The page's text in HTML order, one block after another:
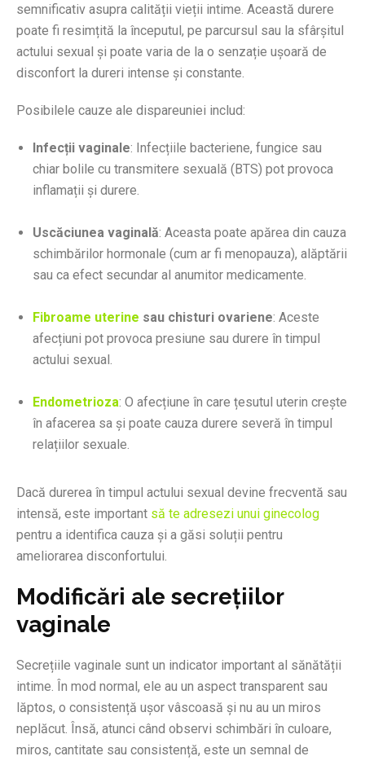
semnificativ asupra calității vieții intime. Această durere
poate fi resimțită la începutul, pe parcursul sau la sfârșitul
actului sexual și poate varia de la o senzație ușoară de
disconfort la dureri intense și constante.
Posibilele cauze ale dispareuniei includ:
Infecții vaginale: Infecțiile bacteriene, fungice sau
chiar bolile cu transmitere sexuală (BTS) pot provoca
inflamații și durere.
Uscăciunea vaginală: Aceasta poate apărea din cauza
schimbărilor hormonale (cum ar fi menopauza), alăptării
sau ca efect secundar al anumitor medicamente.
Fibroame uterine sau chisturi ovariene: Aceste
afecțiuni pot provoca presiune sau durere în timpul
actului sexual.
Endometrioza: O afecțiune în care țesutul uterin crește
în afacerea sa și poate cauza durere severă în timpul
relațiilor sexuale.
Dacă durerea în timpul actului sexual devine frecventă sau
intensă, este important să te adresezi unui ginecolog
pentru a identifica cauza și a găsi soluții pentru
ameliorarea disconfortului.
Modificări ale secrețiilor
vaginale
Secrețiile vaginale sunt un indicator important al sănătății
intime. În mod normal, ele au un aspect transparent sau
lăptos, o consistență ușor vâscoasă și nu au un miros
neplăcut. Însă, atunci când observi schimbări în culoare,
miros, cantitate sau consistență, este un semnal de